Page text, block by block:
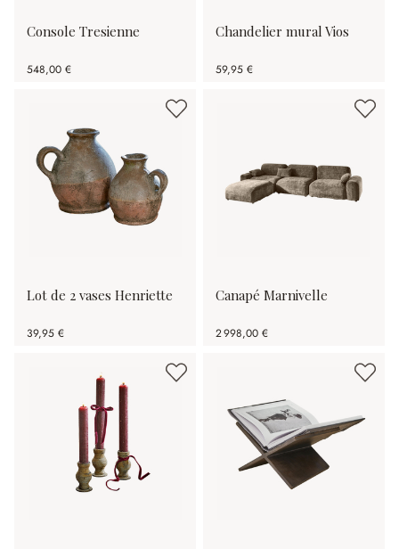
Console Tresienne
548,00 €
Chandelier mural Vios
59,95 €
Lot de 2 vases Henriette
39,95 €
Canapé Marnivelle
2 998,00 €